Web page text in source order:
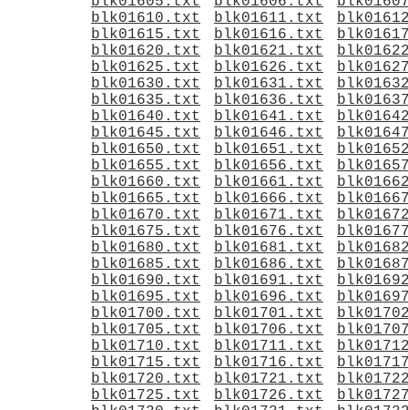
blk01610.txt
blk01611.txt
blk01615.txt
blk01616.txt
blk01620.txt
blk01621.txt
blk01625.txt
blk01626.txt
blk01630.txt
blk01631.txt
blk01635.txt
blk01636.txt
blk01640.txt
blk01641.txt
blk01645.txt
blk01646.txt
blk01650.txt
blk01651.txt
blk01655.txt
blk01656.txt
blk01660.txt
blk01661.txt
blk01665.txt
blk01666.txt
blk01670.txt
blk01671.txt
blk01675.txt
blk01676.txt
blk01680.txt
blk01681.txt
blk01685.txt
blk01686.txt
blk01690.txt
blk01691.txt
blk01695.txt
blk01696.txt
blk01700.txt
blk01701.txt
blk01705.txt
blk01706.txt
blk01710.txt
blk01711.txt
blk01715.txt
blk01716.txt
blk01720.txt
blk01721.txt
blk01725.txt
blk01726.txt